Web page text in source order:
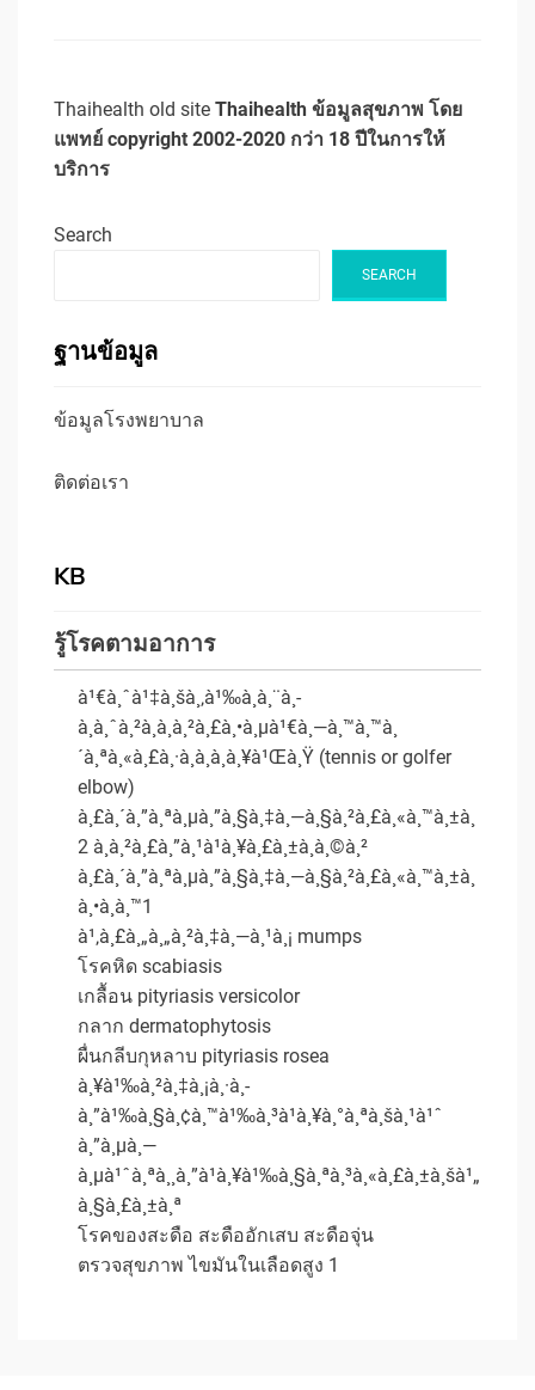
Thaihealth old site Thaihealth ข้อมูลสุขภาพ โดย
แพทย์ copyright 2002-2020 กว่า 18 ปีในการให้
บริการ
Search
SEARCH
ฐานข้อมูล
ข้อมูลโรงพยาบาล
ติดต่อเรา
KB
รู้โรคตามอาการ
à¹€à¸ˆà¹‡à¸šà¸‚à¹‰à¸­à¸¨à¸­
à¸à¸ˆà¸²à¸à¸à¸²à¸£à¸•à¸µà¹€à¸—à¸™à¸™à¸
´à¸ªà¸«à¸£à¸·à¸­à¸à¸­à¸¥à¹Œà¸Ÿ (tennis or golfer
elbow)
à¸£à¸´à¸”à¸ªà¸µà¸”à¸§à¸‡à¸—à¸§à¸²à¸£à¸«à¸™à¸±à¸
2 à¸à¸²à¸£à¸”à¸¹à¹à¸¥à¸£à¸±à¸à¸©à¸²
à¸£à¸´à¸”à¸ªà¸µà¸”à¸§à¸‡à¸—à¸§à¸²à¸£à¸«à¸™à¸±à¸
à¸•à¸­à¸™1
à¹‚à¸£à¸„à¸„à¸²à¸‡à¸—à¸¹à¸¡ mumps
โรคหิด scabiasis
เกลื้อน pityriasis versicolor
กลาก dermatophytosis
ผื่นกลีบกุหลาบ pityriasis rosea
à¸¥à¹‰à¸²à¸‡à¸¡à¸·à¸­
à¸”à¹‰à¸§à¸¢à¸™à¹‰à¸³à¹à¸¥à¸°à¸ªà¸šà¸¹à¹ˆ
à¸”à¸µà¸—
à¸µà¹ˆà¸ªà¸¸à¸”à¹à¸¥à¹‰à¸§à¸ªà¸³à¸«à¸£à¸±à¸šà¹„
à¸§à¸£à¸±à¸ª
โรคของสะดือ สะดืออักเสบ สะดือจุ่น
ตรวจสุขภาพ ไขมันในเลือดสูง 1